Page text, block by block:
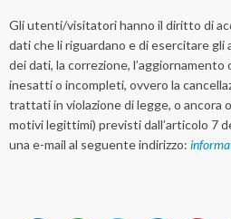
Gli utenti/visitatori hanno il diritto di
dati che li riguardano e di esercitare gli
dei dati, la correzione, l’aggiornamento
inesatti o incompleti, ovvero la
trattati in violazione di legge, o ancora
motivi legittimi) previsti dall’articolo 7
una e-mail al seguente indirizzo: